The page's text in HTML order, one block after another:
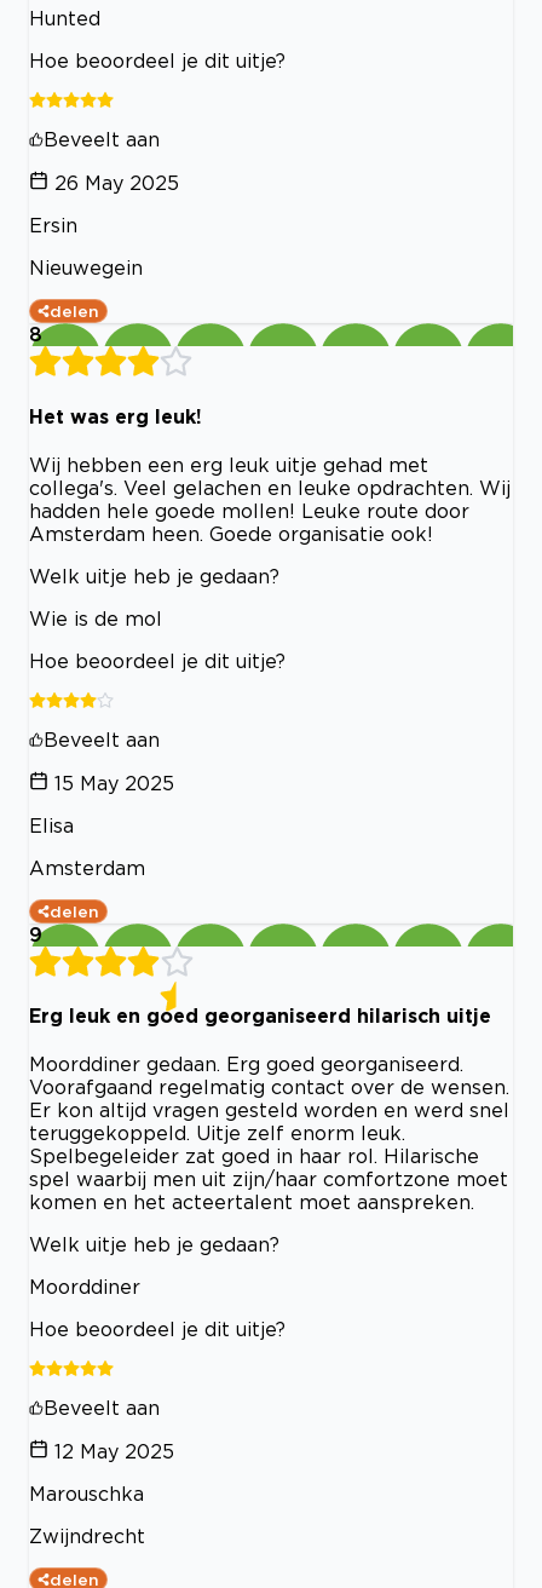
Hunted
Hoe beoordeel je dit uitje?
Beveelt aan
26 May 2025
Ersin
Nieuwegein
delen
8
Het was erg leuk!
Wij hebben een erg leuk uitje gehad met
collega's. Veel gelachen en leuke opdrachten. Wij
hadden hele goede mollen! Leuke route door
Amsterdam heen. Goede organisatie ook!
Welk uitje heb je gedaan?
Wie is de mol
Hoe beoordeel je dit uitje?
Beveelt aan
15 May 2025
Elisa
Amsterdam
delen
9
Erg leuk en goed georganiseerd hilarisch uitje
Moorddiner gedaan. Erg goed georganiseerd.
Voorafgaand regelmatig contact over de wensen.
Er kon altijd vragen gesteld worden en werd snel
teruggekoppeld. Uitje zelf enorm leuk.
Spelbegeleider zat goed in haar rol. Hilarische
spel waarbij men uit zijn/haar comfortzone moet
komen en het acteertalent moet aanspreken.
Welk uitje heb je gedaan?
Moorddiner
Hoe beoordeel je dit uitje?
Beveelt aan
12 May 2025
Marouschka
Zwijndrecht
delen